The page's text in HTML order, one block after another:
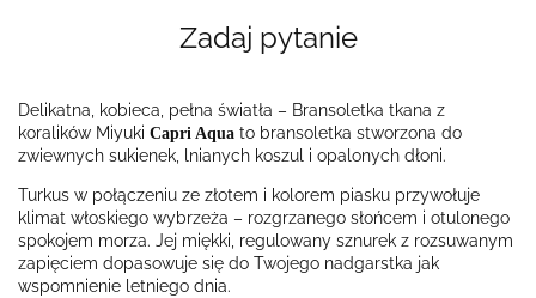
Zadaj pytanie
Delikatna, kobieca, pełna światła – Bransoletka tkana z
koralików Miyuki Capri Aqua to bransoletka stworzona do
zwiewnych sukienek, lnianych koszul i opalonych dłoni.
Turkus w połączeniu ze złotem i kolorem piasku przywołuje
klimat włoskiego wybrzeża – rozgrzanego słońcem i otulonego
spokojem morza. Jej miękki, regulowany sznurek z rozsuwanym
zapięciem dopasowuje się do Twojego nadgarstka jak
wspomnienie letniego dnia.